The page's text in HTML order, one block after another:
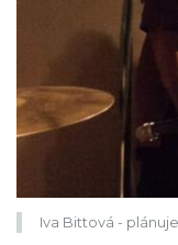
Iva Bittová -